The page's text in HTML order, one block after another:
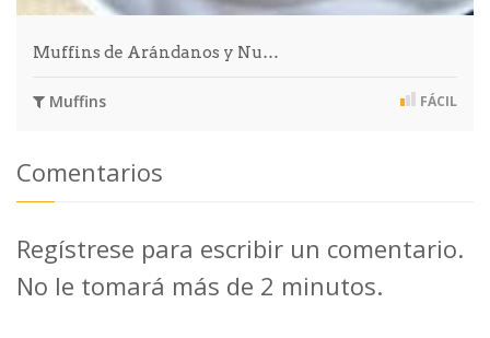
Muffins de Arándanos y Nu…
Muffins FÁCIL
Comentarios
Regístrese para escribir un comentario.
No le tomará más de 2 minutos.